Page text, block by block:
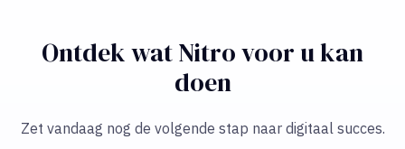
Ontdek wat Nitro voor u kan
doen
Zet vandaag nog de volgende stap naar digitaal succes.